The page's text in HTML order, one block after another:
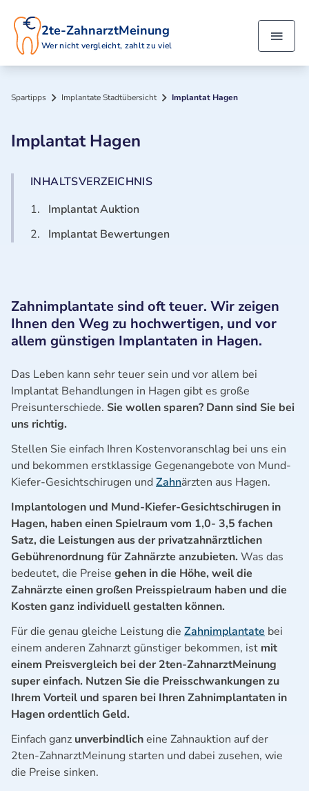
2te-ZahnarztMeinung
Wer nicht vergleicht, zahlt zu viel
Spartipps Implantate Stadtübersicht Implantat Hagen
Implantat Hagen
INHALTSVERZEICHNIS
1.
Implantat Auktion
2.
Implantat Bewertungen
Zahnimplantate sind oft teuer. Wir zeigen
Ihnen den Weg zu hochwertigen, und vor
allem günstigen Implantaten in Hagen.
Das Leben kann sehr teuer sein und vor allem bei
Implantat Behandlungen in Hagen gibt es große
Preisunterschiede. Sie wollen sparen? Dann sind Sie bei
uns richtig.
Stellen Sie einfach Ihren Kostenvoranschlag bei uns ein
und bekommen erstklassige Gegenangebote von Mund-
Kiefer-Gesichtschirugen undZahnärzten aus Hagen.
Implantologen und Mund-Kiefer-Gesichtschirugen in
Hagen, haben einen Spielraum vom 1,0- 3,5 fachen
Satz, die Leistungen aus der privatzahnärztlichen
Gebührenordnung für Zahnärzte anzubieten. Was das
bedeutet, die Preise gehen in die Höhe, weil die
Zahnärzte einen großen Preisspielraum haben und die
Kosten ganz individuell gestalten können.
Für die genau gleiche Leistung die Zahnimplantate bei
einem anderen Zahnarzt günstiger bekommen, ist mit
einem Preisvergleich bei der 2ten-ZahnarztMeinung
super einfach. Nutzen Sie die Preisschwankungen zu
Ihrem Vorteil und sparen bei Ihren Zahnimplantaten in
Hagen ordentlich Geld.
Einfach ganz unverbindlicheine Zahnauktion auf der
2ten-ZahnarztMeinung starten und dabei zusehen, wie
die Preise sinken.